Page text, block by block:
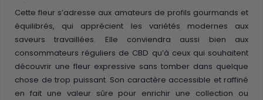
Cette fleur s’adresse aux amateurs de profils gourmands et
équilibrés, qui apprécient les variétés modernes aux
saveurs travaillées. Elle conviendra aussi bien aux
consommateurs réguliers de CBD qu’à ceux qui souhaitent
découvrir une fleur expressive sans tomber dans quelque
chose de trop puissant. Son caractère accessible et raffiné
en fait une valeur sûre pour enrichir une collection ou